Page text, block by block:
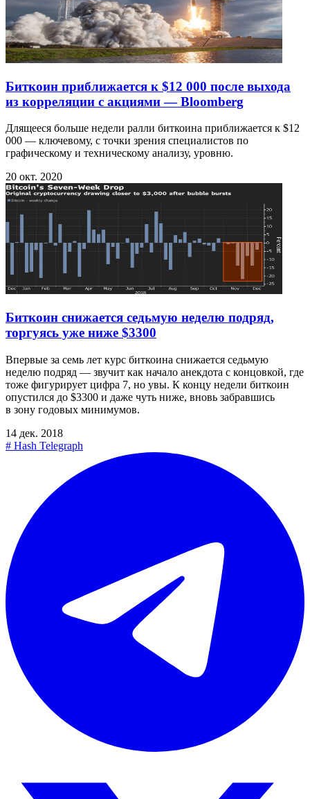
Биткоин приближается к $12 000 после выхода
из корреляции с акциями — Bloomberg
Длящееся больше недели ралли биткоина приближается к $12
000 — ключевому, с точки зрения специалистов по
графическому и техническому анализу, уровню.
20 окт. 2020
Биткоин снижается седьмую неделю подряд,
торгуясь уже ниже $3300
Впервые за семь лет курс биткоина снижается седьмую
неделю подряд — звучит как начало анекдота с концовкой, где
тоже фигурирует цифра 7, но увы. К концу недели биткоин
опустился до $3300 и даже чуть ниже, вновь забравшись
в зону годовых минимумов.
14 дек. 2018
# Hash Telegraph